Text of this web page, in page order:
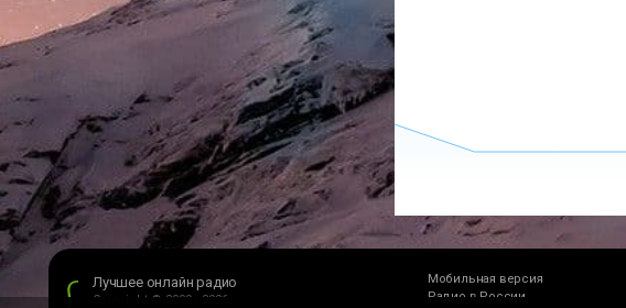
Лучшее онлайн радио
Copyright © 2009 - 2026
Мобильная версия
Радио в России